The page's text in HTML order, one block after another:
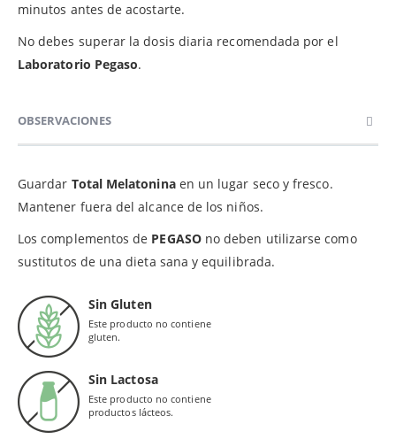
minutos antes de acostarte.
No debes superar la dosis diaria recomendada por el
Laboratorio Pegaso.
OBSERVACIONES
Guardar Total Melatoninaen un lugar seco y fresco.
Mantener fuera del alcance de los niños.
Los complementos de PEGASOno deben utilizarse como
sustitutos de una dieta sana y equilibrada.
Sin Gluten
Este producto no contiene
gluten.
Sin Lactosa
Este producto no contiene
productos lácteos.